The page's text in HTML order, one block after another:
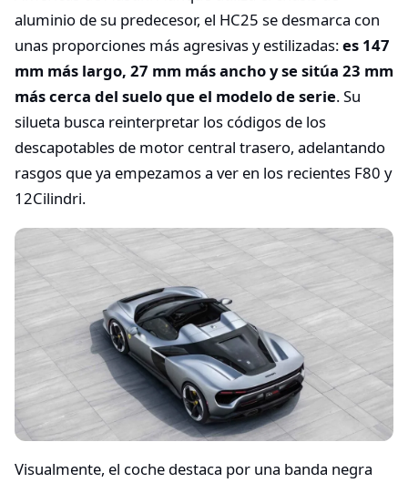
aluminio de su predecesor, el HC25 se desmarca con
unas proporciones más agresivas y estilizadas:es 147
mm más largo, 27 mm más ancho y se sitúa 23 mm
más cerca del suelo que el modelo de serie. Su
silueta busca reinterpretar los códigos de los
descapotables de motor central trasero, adelantando
rasgos que ya empezamos a ver en los recientes F80 y
12Cilindri.
Visualmente, el coche destaca por una banda negra